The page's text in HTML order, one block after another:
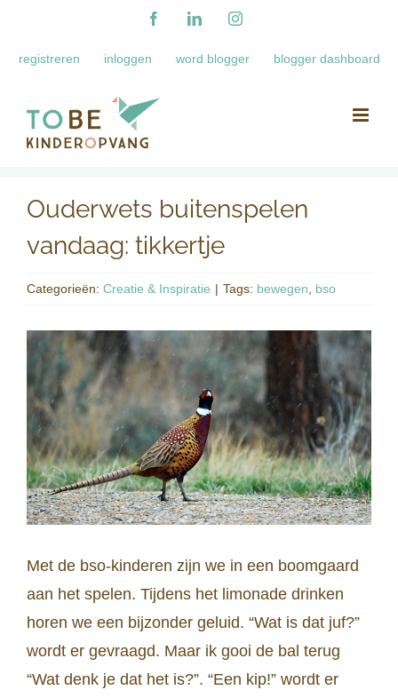
inhoud
FacebookLinkedInInstagram
registreren inloggen word blogger blogger dashboard
Ouderwets buitenspelen
vandaag: tikkertje
Categorieën: Creatie & Inspiratie | Tags: bewegen bso
Met de bso-kinderen zijn we in een boomgaard
aan het spelen. Tijdens het limonade drinken
horen we een bijzonder geluid. “Wat is dat juf?”
wordt er gevraagd. Maar ik gooi de bal terug
“Wat denk je dat het is?”. “Een kip!” wordt er